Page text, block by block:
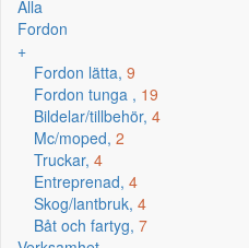
Alla
Fordon
+
Fordon lätta, 9
Fordon tunga , 19
Bildelar/tillbehör, 4
Mc/moped, 2
Truckar, 4
Entreprenad, 4
Skog/lantbruk, 4
Båt och fartyg, 7